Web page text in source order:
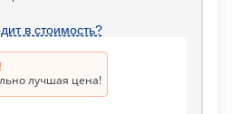
в стоимость?
лучшая цена!